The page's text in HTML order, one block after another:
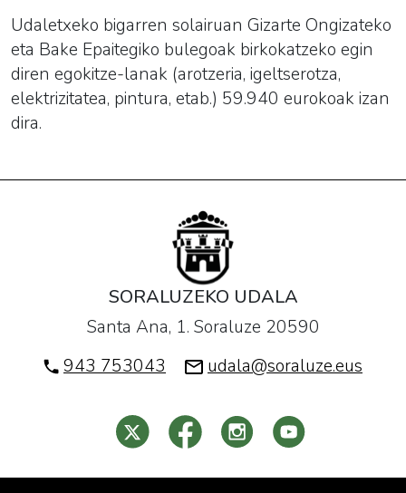
Udaletxeko bigarren solairuan Gizarte Ongizateko
eta Bake Epaitegiko bulegoak birkokatzeko egin
diren egokitze-lanak (arotzeria, igeltserotza,
elektrizitatea, pintura, etab.) 59.940 eurokoak izan
dira.
SORALUZEKO UDALA
Santa Ana, 1. Soraluze 20590
943 753043
udala@soraluze.eus